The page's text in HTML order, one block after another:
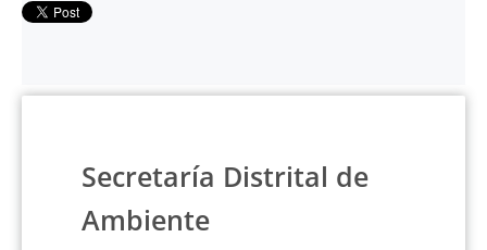
Secretaría Distrital de
Ambiente